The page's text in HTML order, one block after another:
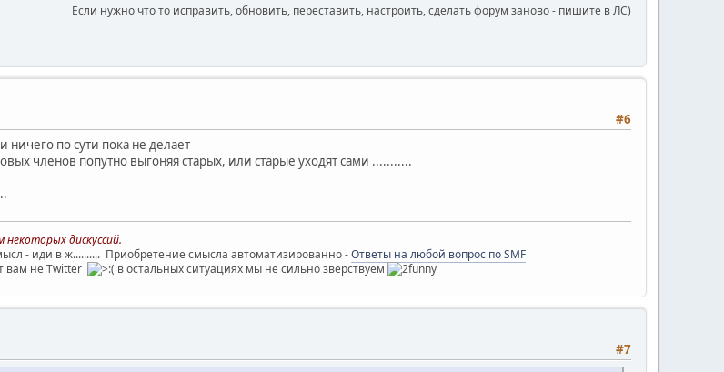
Если нужно что то исправить, обновить, переставить, настроить, сделать форум заново - пишите в ЛС)
#6
ничего по сути пока не делает
членов попутно выгоняя старых, или старые уходят сами ...........
дискуссий.
- иди в ж.......... Приобретение смысла автоматизированно -Ответы на любой вопрос по SMF
вам не Twitter
в остальных ситуациях мы не сильно зверствуем
#7